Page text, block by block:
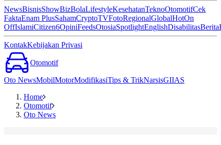
NewsBisnisShowBizBolaLifestyleKesehatanTeknoOtomotifCek
FaktaEnam PlusSahamCryptoTVFotoRegionalGlobalHotOn
OffIslamiCitizen6OpiniFeedsOtosiaSpotlightEnglishDisabilitasBerita
KontakKebijakan Privasi
Otomotif
Oto NewsMobilMotorModifikasiTips & TrikNarsisGIIAS
Home
Otomotif
Oto News